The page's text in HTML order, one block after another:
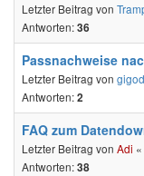
Letzter Beitrag von
Antworten:36
Passnachweise
Letzter Beitrag von
Antworten:2
FAQ zum
Letzter Beitrag von Adi «
Antworten:38